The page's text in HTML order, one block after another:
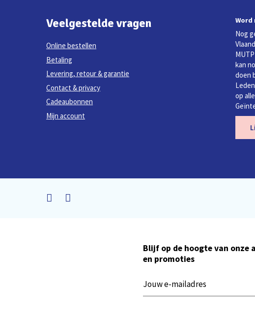
Veelgestelde vragen
Online bestellen
Betaling
Levering, retour & garantie
Contact & privacy
Cadeaubonnen
Mijn account
Word
Nog
kan
doen
op
Blijf op de hoogte van onze
en promoties